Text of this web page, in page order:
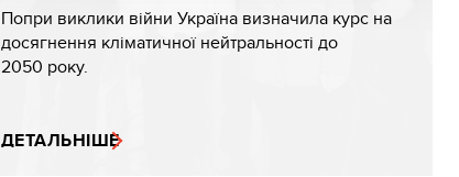
Попри виклики війни Україна визначила курс на
досягнення кліматичної нейтральності до
2050 року.
ДЕТАЛЬНІШЕ